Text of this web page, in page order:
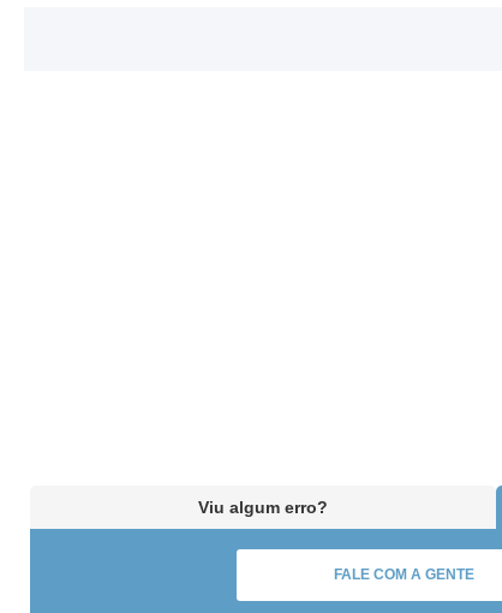
Viu algum erro?
FALE COM A GENTE